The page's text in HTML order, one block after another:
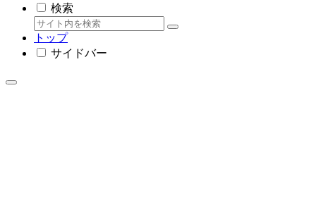
検索
トップ
サイドバー